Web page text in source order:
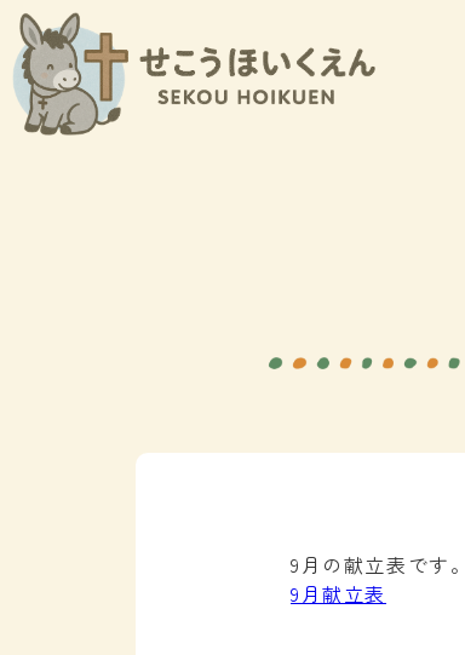
内
容
を
ス
9月の献立表です。
9月献立表